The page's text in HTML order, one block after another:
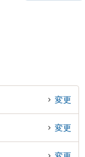
変更
変更